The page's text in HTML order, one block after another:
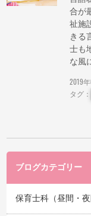
合が
祉施
きる
士も
な風
2019
タグ：
ブログカテゴリー
保育士科（昼間・